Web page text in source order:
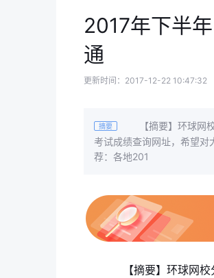
2017年下半
通
更新时间：2017-12-22 10:47:32
摘要
【摘要】环球网校
考试成绩查询网址，希望
荐：各地201
【摘要】环球网校分